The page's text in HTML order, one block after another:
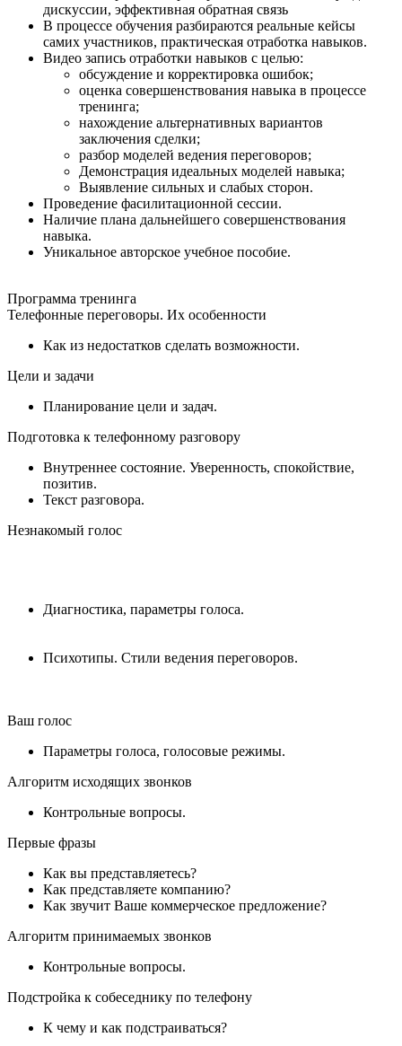
дискуссии, эффективная обратная связь
В процессе обучения разбираются реальные кейсы
самих участников, практическая отработка навыков.
Видео запись отработки навыков с целью:
обсуждение и корректировка ошибок;
оценка совершенствования навыка в процессе
тренинга;
нахождение альтернативных вариантов
заключения сделки;
разбор моделей ведения переговоров;
Демонстрация идеальных моделей навыка;
Выявление сильных и слабых сторон.
Проведение фасилитационной сессии.
Наличие плана дальнейшего совершенствования
навыка.
Уникальное авторское учебное пособие.
Программа тренинга
Телефонные переговоры. Их особенности
Как из недостатков сделать возможности.
Цели и задачи
Планирование цели и задач.
Подготовка к телефонному разговору
Внутреннее состояние. Уверенность, спокойствие,
позитив.
Текст разговора.
Незнакомый голос
Диагностика, параметры голоса.
Психотипы. Стили ведения переговоров.
Ваш голос
Параметры голоса, голосовые режимы.
Алгоритм исходящих звонков
Контрольные вопросы.
Первые фразы
Как вы представляетесь?
Как представляете компанию?
Как звучит Ваше коммерческое предложение?
Алгоритм принимаемых звонков
Контрольные вопросы.
Подстройка к собеседнику по телефону
К чему и как подстраиваться?